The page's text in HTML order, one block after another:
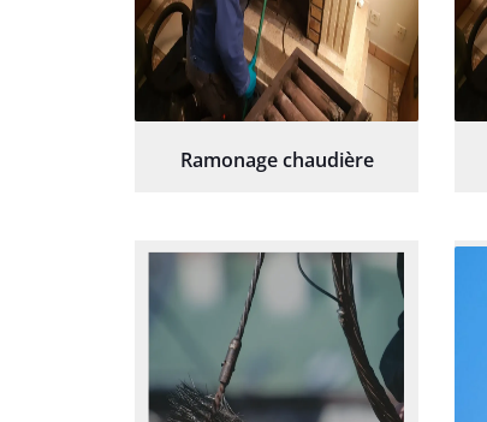
Ramonage chaudière